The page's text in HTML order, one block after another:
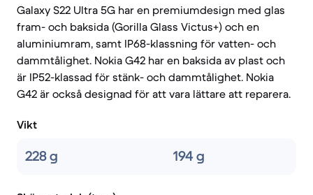
Galaxy S22 Ultra 5G har en premiumdesign med glas
fram- och baksida (Gorilla Glass Victus+) och en
aluminiumram, samt IP68-klassning för vatten- och
dammtålighet. Nokia G42 har en baksida av plast och
är IP52-klassad för stänk- och dammtålighet. Nokia
G42 är också designad för att vara lättare att reparera.
Vikt
228 g 194 g